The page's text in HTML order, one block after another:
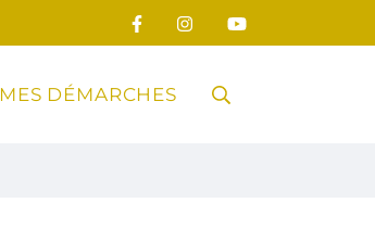
MES DÉMARCHES RECHERCHE